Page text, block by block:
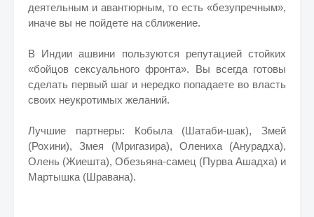
деятельным и авантюрным, то есть «безупречным»,
иначе вы не пойдете на сближение.
В Индии ашвини пользуются репутацией стойких
«бойцов сексуального фронта». Вы всегда готовы
сделать первый шаг и нередко попадаете во власть
своих неукротимых желаний.
Лучшие партнеры: Кобыла (Шатаби-шак), Змей
(Рохини), Змея (Мригазира), Олениха (Анурадха),
Олень (Жиешта), Обезьяна-самец (Пурва Ашадха) и
Мартышка (Шравана).